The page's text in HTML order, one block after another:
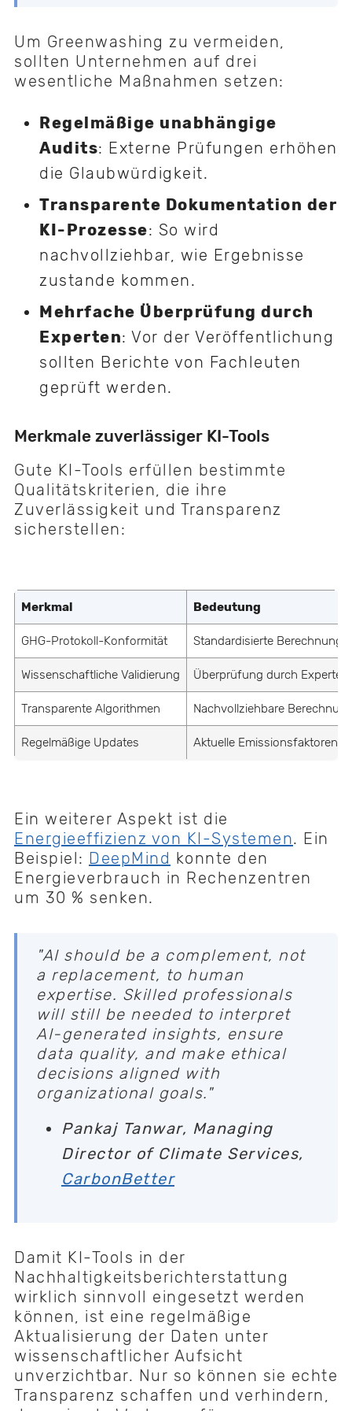
Um Greenwashing zu vermeiden,
sollten Unternehmen auf drei
wesentliche Maßnahmen setzen:
Regelmäßige unabhängige
Audits: Externe Prüfungen erhöhen
die Glaubwürdigkeit.
Transparente Dokumentation der
KI-Prozesse: So wird
nachvollziehbar, wie Ergebnisse
zustande kommen.
Mehrfache Überprüfung durch
Experten: Vor der Veröffentlichung
sollten Berichte von Fachleuten
geprüft werden.
Merkmale zuverlässiger KI-Tools
Gute KI-Tools erfüllen bestimmte
Qualitätskriterien, die ihre
Zuverlässigkeit und Transparenz
sicherstellen:
Merkmal Bedeutung
GHG-Protokoll-Konformität Standardisierte
Wissenschaftliche Validierung Überprüfung durch Experten
Transparente Algorithmen Nachvollziehbare
Regelmäßige Updates Aktuelle Emissionsfaktoren
Ein weiterer Aspekt ist die
Energieeffizienz von KI-Systemen. Ein
Beispiel: DeepMind konnte den
Energieverbrauch in Rechenzentren
um 30 % senken.
"AI should be a complement, not
a replacement, to human
expertise. Skilled professionals
will still be needed to interpret
AI-generated insights, ensure
data quality, and make ethical
decisions aligned with
organizational goals."
Pankaj Tanwar, Managing
Director of Climate Services,
CarbonBetter
Damit KI-Tools in der
Nachhaltigkeitsberichterstattung
wirklich sinnvoll eingesetzt werden
können, ist eine regelmäßige
Aktualisierung der Daten unter
wissenschaftlicher Aufsicht
unverzichtbar. Nur so können sie echte
Transparenz schaffen und verhindern,